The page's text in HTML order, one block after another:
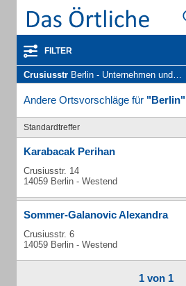
FILTER
Crusiusstr Berlin - Unternehmen und Personen
Andere Ortsvorschläge für "Berlin"
Standardtreffer
Karabacak Perihan
Crusiusstr. 14
14059 Berlin - Westend
Sommer-Galanovic Alexandra
Crusiusstr. 6
14059 Berlin - Westend
1 von 1